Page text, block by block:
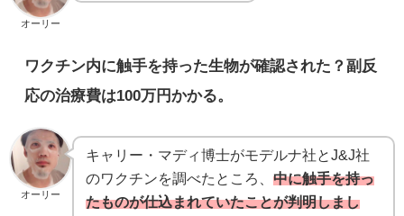
オーリー
ワクチン内に触手を持った生物が確認された？副反
応の治療費は100万円かかる。
オーリー
キャリー・マディ博士がモデルナ社とJ&J社
のワクチンを調べたところ、 中に触手を持っ
たものが仕込まれていたことが判明しまし